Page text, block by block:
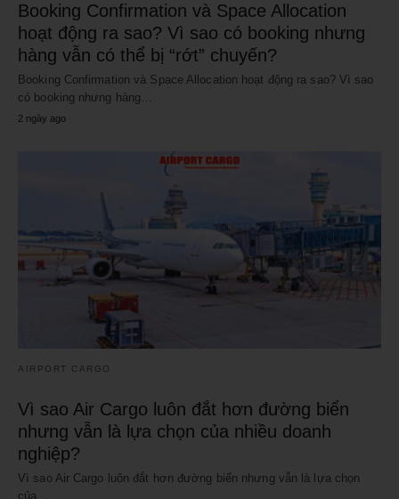
Booking Confirmation và Space Allocation
hoạt động ra sao? Vì sao có booking nhưng
hàng vẫn có thể bị “rớt” chuyến?
Booking Confirmation và Space Allocation hoạt động ra sao? Vì sao
có booking nhưng hàng…
2 ngày ago
AIRPORT CARGO
Vì sao Air Cargo luôn đắt hơn đường biển
nhưng vẫn là lựa chọn của nhiều doanh
nghiệp?
Vì sao Air Cargo luôn đắt hơn đường biển nhưng vẫn là lựa chọn
của…